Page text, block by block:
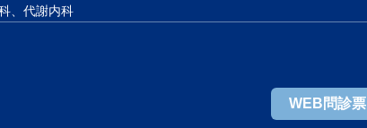
、代謝内科
WEB問診票